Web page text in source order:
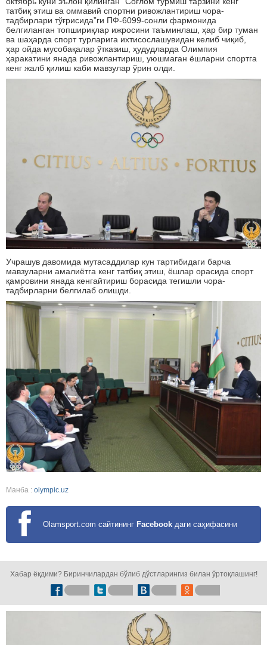
татбиқ этиш ва оммавий спортни ривожлантириш чора-
тадбирлари тўғрисида”ги ПФ-6099-сонли фармонида
белгиланган топшириқлар ижросини таъминлаш, ҳар бир туман
ва шаҳарда спорт турларига ихтисослашувидан келиб чиқиб,
ҳар ойда мусобақалар ўтказиш, ҳудудларда Олимпия
ҳаракатини янада ривожлантириш, уюшмаган ёшларни спортга
кенг жалб қилиш каби мавзулар ўрин олди.
Учрашув давомида мутасаддилар кун тартибидаги барча
мавзуларни амалиётга кенг татбиқ этиш, ёшлар орасида спорт
қамровини янада кенгайтириш борасида тегишли чора-
тадбирларни белгилаб олишди.
Манба : olympic.uz
Olamsport.com сайтининг Facebook даги саҳифасини
Хабар ёқдими? Биринчилардан бўлиб дўстларингиз билан ўртоқлашинг!